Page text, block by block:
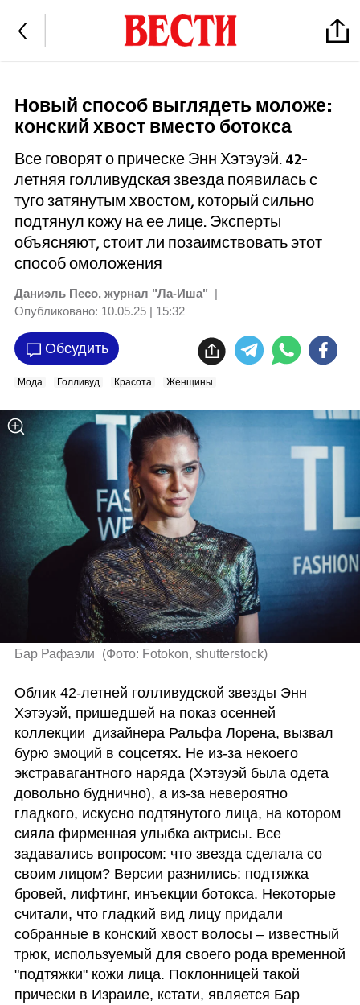
Новый способ выглядеть моложе:
конский хвост вместо ботокса
Все говорят о прическе Энн Хэтэуэй. 42-
летняя голливудская звезда появилась с
туго затянутым хвостом, который сильно
подтянул кожу на ее лице. Эксперты
объясняют, стоит ли позаимствовать этот
способ омоложения
Даниэль Песо, журнал "Ла-Иша" |
Опубликовано: 10.05.25 | 15:32
Обсудить
Мода Голливуд Красота Женщины
Бар Рафаэли (Фото: Fotokon, shutterstock)
Облик 42-летней голливудской звезды Энн
Хэтэуэй, пришедшей на показ осенней
коллекции  дизайнера Ральфа Лорена, вызвал
бурю эмоций в соцсетях. Не из-за некоего
экстравагантного наряда (Хэтэуэй была одета
довольно буднично), а из-за невероятно
гладкого, искусно подтянутого лица, на котором
сияла фирменная улыбка актрисы. Все
задавались вопросом: что звезда сделала со
своим лицом? Версии разнились: подтяжка
бровей, лифтинг, инъекции ботокса. Некоторые
считали, что гладкий вид лицу придали
собранные в конский хвост волосы – известный
трюк, используемый для своего рода временной
"подтяжки" кожи лица. Поклонницей такой
прически в Израиле, кстати, является Бар